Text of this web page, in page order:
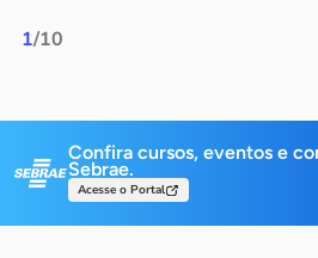
1/10
Confira cursos, eventos e
Sebrae.
Acesse o Portal